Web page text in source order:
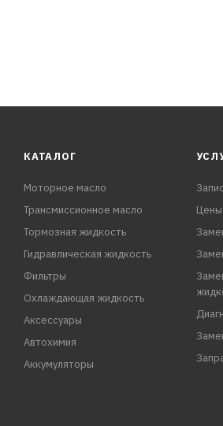
КАТАЛОГ
Моторное масло
Трансмиссионное масло
Тормозная жидкость
Гидравлическая жидкость
Фильтры
Охлаждающая жидкость
Аксессуары
Автохимия
Аккумуляторы
Цены